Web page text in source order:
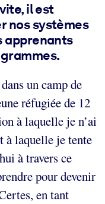
il est
nos systèmes
apprenants
.
un camp de
réfugiée de 12
à laquelle je n’ai
à laquelle je tente
à travers ce
pour devenir
en tant